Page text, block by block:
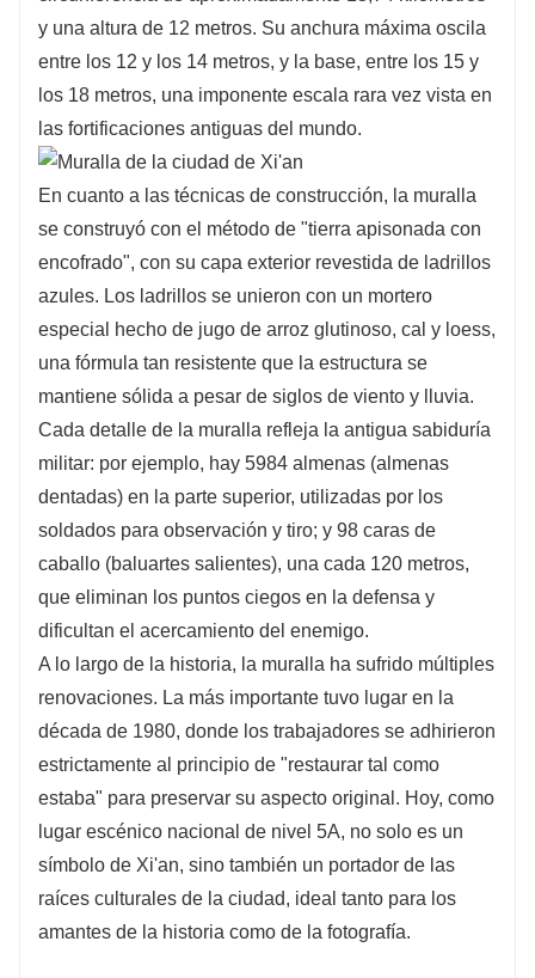
y una altura de 12 metros. Su anchura máxima oscila
entre los 12 y los 14 metros, y la base, entre los 15 y
los 18 metros, una imponente escala rara vez vista en
las fortificaciones antiguas del mundo.
En cuanto a las técnicas de construcción, la muralla
se construyó con el método de "tierra apisonada con
encofrado", con su capa exterior revestida de ladrillos
azules. Los ladrillos se unieron con un mortero
especial hecho de jugo de arroz glutinoso, cal y loess,
una fórmula tan resistente que la estructura se
mantiene sólida a pesar de siglos de viento y lluvia.
Cada detalle de la muralla refleja la antigua sabiduría
militar: por ejemplo, hay 5984 almenas (almenas
dentadas) en la parte superior, utilizadas por los
soldados para observación y tiro; y 98 caras de
caballo (baluartes salientes), una cada 120 metros,
que eliminan los puntos ciegos en la defensa y
dificultan el acercamiento del enemigo.
A lo largo de la historia, la muralla ha sufrido múltiples
renovaciones. La más importante tuvo lugar en la
década de 1980, donde los trabajadores se adhirieron
estrictamente al principio de "restaurar tal como
estaba" para preservar su aspecto original. Hoy, como
lugar escénico nacional de nivel 5A, no solo es un
símbolo de Xi'an, sino también un portador de las
raíces culturales de la ciudad, ideal tanto para los
amantes de la historia como de la fotografía.